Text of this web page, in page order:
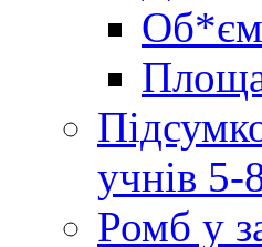
Об*єм
Площа
учнів 5-
Ромб у